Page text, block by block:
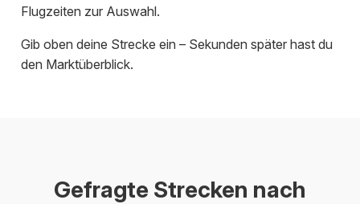
Flugzeiten zur Auswahl.
Gib oben deine Strecke ein – Sekunden später hast du
den Marktüberblick.
Gefragte Strecken nach